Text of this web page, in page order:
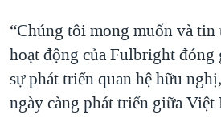
“Chúng tôi mong muốn và tin
hoạt động của Fulbright đóng
sự phát triển quan hệ hữu
ngày càng phát triển giữa Việt